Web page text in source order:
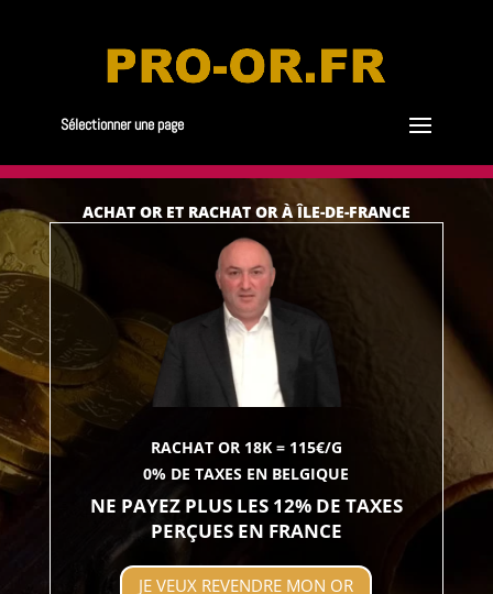
Sélectionner une page
ACHAT OR ET RACHAT OR À ÎLE-DE-FRANCE
RACHAT OR 18K = 115€/G
0% DE TAXES EN BELGIQUE
NE PAYEZ PLUS LES 12% DE TAXES
PERÇUES EN FRANCE
JE VEUX REVENDRE MON OR